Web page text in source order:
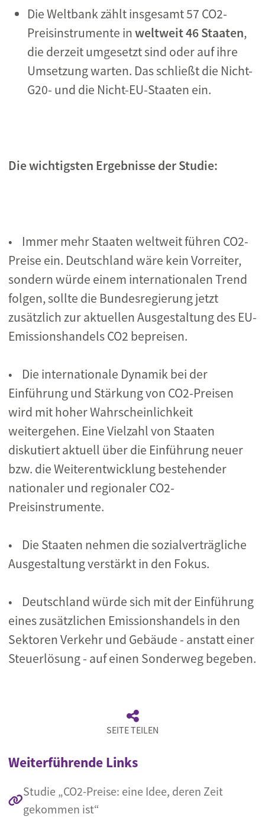
Die Weltbank zählt insgesamt 57 CO2-
Preisinstrumente inweltweit 46 Staaten,
die derzeit umgesetzt sind oder auf ihre
Umsetzung warten. Das schließt die Nicht-
G20- und die Nicht-EU-Staaten ein.
Die wichtigsten Ergebnisse der Studie:
• Immer mehr Staaten weltweit führen CO2-
Preise ein. Deutschland wäre kein Vorreiter,
sondern würde einem internationalen Trend
folgen, sollte die Bundesregierung jetzt
zusätzlich zur aktuellen Ausgestaltung des EU-
Emissionshandels CO2 bepreisen.
• Die internationale Dynamik bei der
Einführung und Stärkung von CO2-Preisen
wird mit hoher Wahrscheinlichkeit
weitergehen. Eine Vielzahl von Staaten
diskutiert aktuell über die Einführung neuer
bzw. die Weiterentwicklung bestehender
nationaler und regionaler CO2-
Preisinstrumente.
• Die Staaten nehmen die sozialverträgliche
Ausgestaltung verstärkt in den Fokus.
• Deutschland würde sich mit der Einführung
eines zusätzlichen Emissionshandels in den
Sektoren Verkehr und Gebäude - anstatt einer
Steuerlösung - auf einen Sonderweg begeben.
SEITE TEILEN
Weiterführende Links
Studie „CO2-Preise: eine Idee, deren Zeit
gekommen ist“